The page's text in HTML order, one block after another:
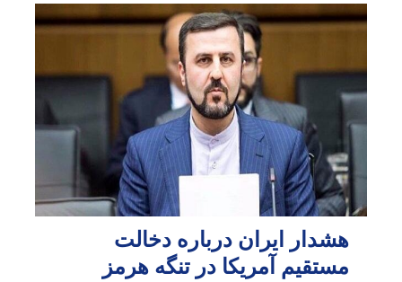
هشدار ایران درباره دخالت
مستقیم آمریکا در تنگه هرمز